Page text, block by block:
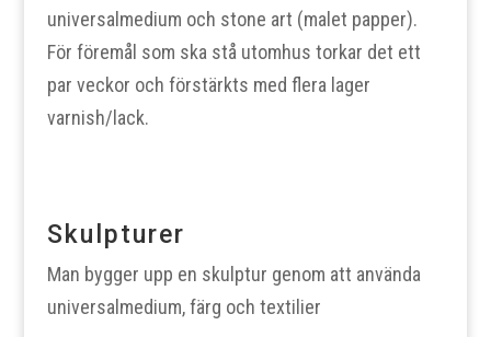
universalmedium och stone art (malet papper).
För föremål som ska stå utomhus torkar det ett
par veckor och förstärkts med flera lager
varnish/lack.
Skulpturer
Man bygger upp en skulptur genom att använda
universalmedium, färg och textilier